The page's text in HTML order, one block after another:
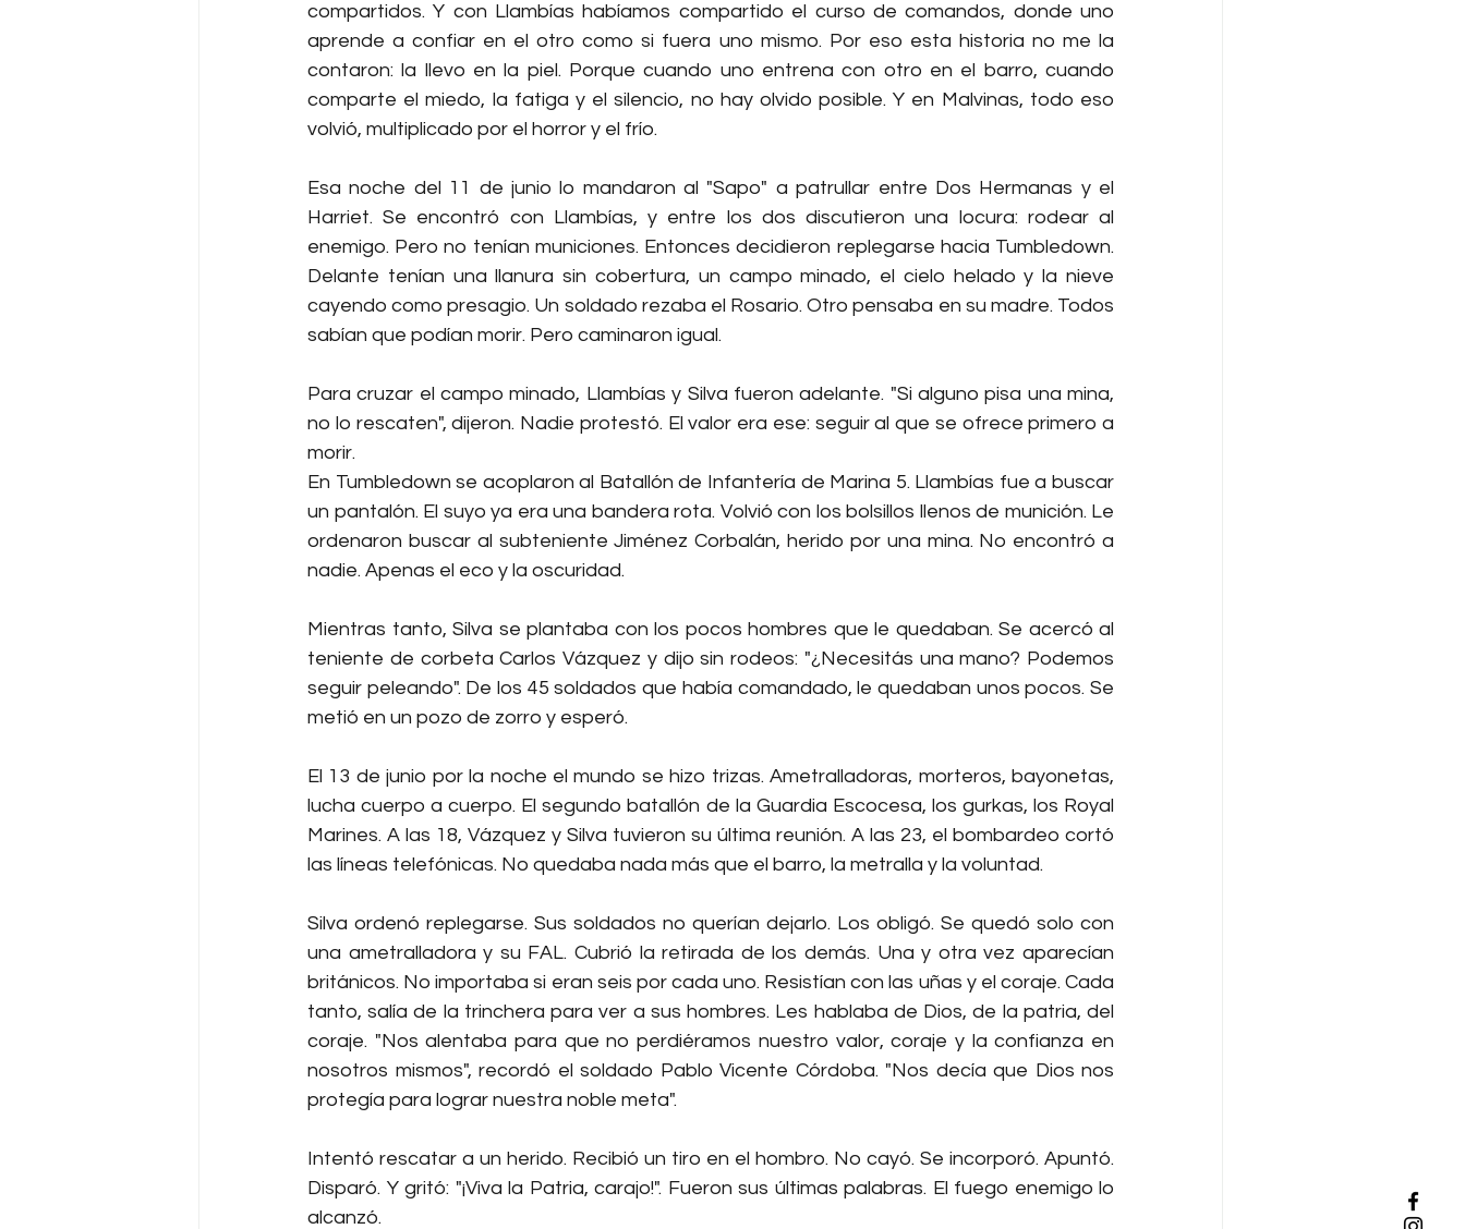
compartidos. Y con Llambías habíamos compartido el curso de comandos, donde uno
aprende a confiar en el otro como si fuera uno mismo. Por eso esta historia no me la
contaron: la llevo en la piel. Porque cuando uno entrena con otro en el barro, cuando
comparte el miedo, la fatiga y el silencio, no hay olvido posible. Y en Malvinas, todo eso
volvió, multiplicado por el horror y el frío.
Esa noche del 11 de junio lo mandaron al "Sapo" a patrullar entre Dos Hermanas y el
Harriet. Se encontró con Llambías, y entre los dos discutieron una locura: rodear al
enemigo. Pero no tenían municiones. Entonces decidieron replegarse hacia Tumbledown.
Delante tenían una llanura sin cobertura, un campo minado, el cielo helado y la nieve
cayendo como presagio. Un soldado rezaba el Rosario. Otro pensaba en su madre. Todos
sabían que podían morir. Pero caminaron igual.
Para cruzar el campo minado, Llambías y Silva fueron adelante. "Si alguno pisa una mina,
no lo rescaten", dijeron. Nadie protestó. El valor era ese: seguir al que se ofrece primero a
morir.
En Tumbledown se acoplaron al Batallón de Infantería de Marina 5. Llambías fue a buscar
un pantalón. El suyo ya era una bandera rota. Volvió con los bolsillos llenos de munición. Le
ordenaron buscar al subteniente Jiménez Corbalán, herido por una mina. No encontró a
nadie. Apenas el eco y la oscuridad.
Mientras tanto, Silva se plantaba con los pocos hombres que le quedaban. Se acercó al
teniente de corbeta Carlos Vázquez y dijo sin rodeos: "¿Necesitás una mano? Podemos
seguir peleando". De los 45 soldados que había comandado, le quedaban unos pocos. Se
metió en un pozo de zorro y esperó.
El 13 de junio por la noche el mundo se hizo trizas. Ametralladoras, morteros, bayonetas,
lucha cuerpo a cuerpo. El segundo batallón de la Guardia Escocesa, los gurkas, los Royal
Marines. A las 18, Vázquez y Silva tuvieron su última reunión. A las 23, el bombardeo cortó
las líneas telefónicas. No quedaba nada más que el barro, la metralla y la voluntad.
Silva ordenó replegarse. Sus soldados no querían dejarlo. Los obligó. Se quedó solo con
una ametralladora y su FAL. Cubrió la retirada de los demás. Una y otra vez aparecían
británicos. No importaba si eran seis por cada uno. Resistían con las uñas y el coraje. Cada
tanto, salía de la trinchera para ver a sus hombres. Les hablaba de Dios, de la patria, del
coraje. "Nos alentaba para que no perdiéramos nuestro valor, coraje y la confianza en
nosotros mismos", recordó el soldado Pablo Vicente Córdoba. "Nos decía que Dios nos
protegía para lograr nuestra noble meta".
Intentó rescatar a un herido. Recibió un tiro en el hombro. No cayó. Se incorporó. Apuntó.
Disparó. Y gritó: "¡Viva la Patria, carajo!". Fueron sus últimas palabras. El fuego enemigo lo
alcanzó.